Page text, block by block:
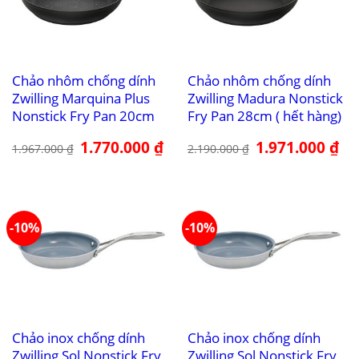
Chảo nhôm chống dính
Zwilling Marquina Plus
Nonstick Fry Pan 20cm
1.967.000₫ Giá
gốc
1.770.000₫Giá
hiện
Chảo nhôm chống dính
Zwilling Madura Nonstick
Fry Pan 28cm ( hết hàng)
2.190.000₫ Giá
gốc
1.971.000₫Giá
-10%
Chảo inox chống dính
Zwilling Sol Nonstick Fry
-10%
Chảo inox chống dính
Zwilling Sol Nonstick Fry